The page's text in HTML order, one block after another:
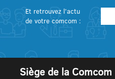
Et retrouvez l’actu
de votre comcom :
Siège de la Comcom